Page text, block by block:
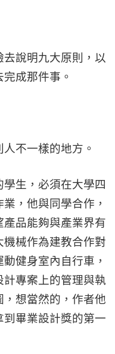
說明九大原則，以
成那件事。
不一樣的地方。
生，必須在大學四
，他與同學合作，
品能夠與產業界有
械作為建教合作對
健身室內自行車，
專案上的管理與執
想當然的，作者他
畢業設計獎的第一